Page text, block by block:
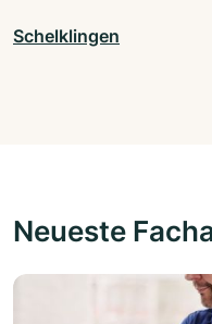
Schelklingen
Neueste